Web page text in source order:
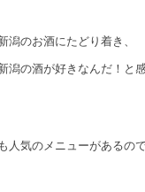
潟のお酒にたどり着き、
潟の酒が好きなんだ！と
人気のメニューがあるので